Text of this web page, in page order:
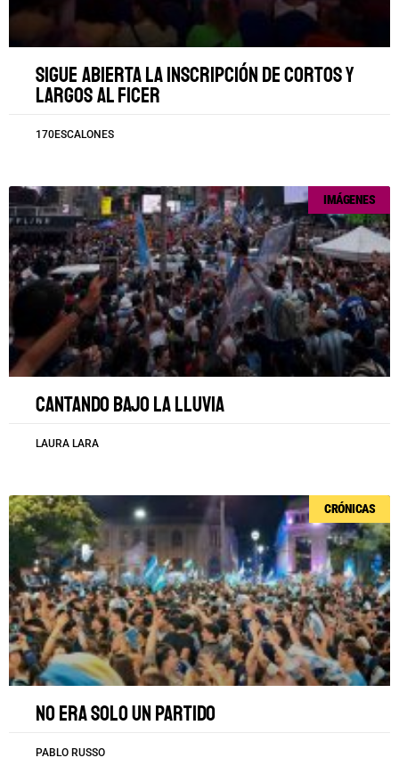
Sigue abierta la inscripción de cortos y
largos al FICER
170ESCALONES
IMÁGENES
Cantando bajo la lluvia
LAURA LARA
CRÓNICAS
No era solo un partido
PABLO RUSSO